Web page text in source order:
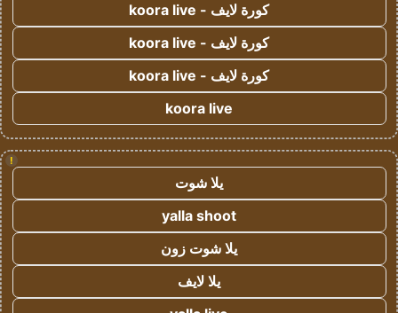
كورة لايف - koora live
كورة لايف - koora live
كورة لايف - koora live
koora live
!
يلا شوت
yalla shoot
يلا شوت زون
يلا لايف